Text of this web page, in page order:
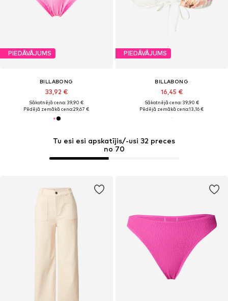
Tu esi esi apskatījis/-usi 32 preces
no 70
PIEDĀVĀJUMS
BILLABONG
33,92 €
Sākotnējā cena: 39,90 €
Pēdējā zemākā cena:29,67 €
PIEDĀVĀJUMS
BILLABONG
16,45 €
Sākotnējā cena: 39,90 €
Pēdējā zemākā cena:13,16 €